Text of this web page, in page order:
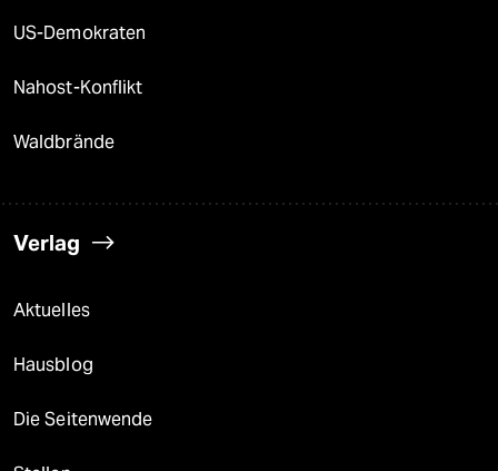
US-Demokraten
Nahost-Konflikt
Waldbrände
Verlag
Aktuelles
Hausblog
Die Seitenwende